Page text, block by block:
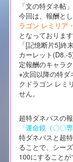
「文の特ダネ帖
今回は、報酬と
ラゴン レミリア
となっております
「[記憶断片5]終
カーレット(D8.-
定報酬のキャラ
※次回以降の特ダ
クドラゴン レミ
せん。
超特ダネパスの
「運命鏡（〇〇
特ダネパスと超
ることで、シー
100にすることが